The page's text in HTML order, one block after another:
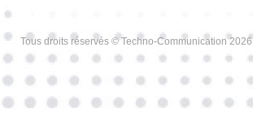
Tous droits réservés © Techno-Communication 2026